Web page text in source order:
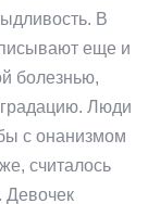
В
еще и
болезнью,
Люди
с онанизмом
считалось
Девочек